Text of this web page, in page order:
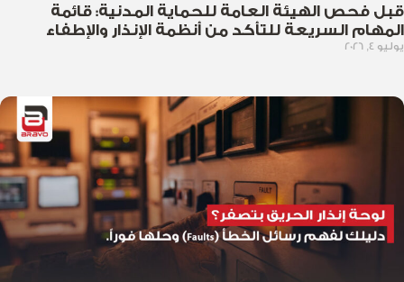
قبل فحص الهيئة العامة للحماية المدنية: قائمة
المهام السريعة للتأكد من أنظمة الإنذار والإطفاء
يوليو 4, 2026